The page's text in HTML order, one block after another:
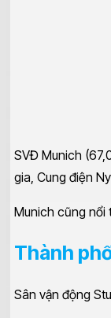
SVĐ Munich
gia, Cung điện
Munich cũng nổi
Thành
Sân vận động